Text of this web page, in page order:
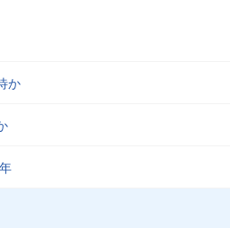
か